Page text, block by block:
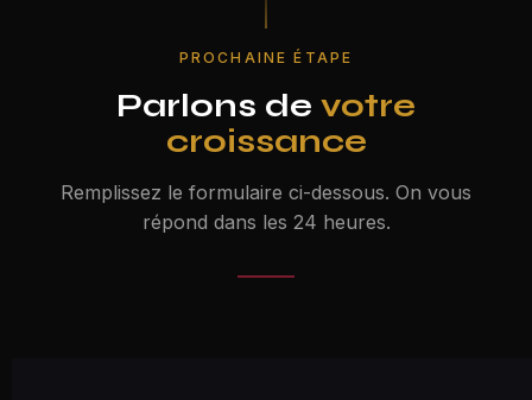
PROCHAINE ÉTAPE
Parlons de votre
croissance
Remplissez le formulaire ci-dessous. On vous
répond dans les 24 heures.